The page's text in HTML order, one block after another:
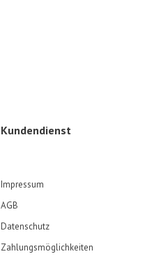
Kundendienst
Impressum
AGB
Datenschutz
Zahlungsmöglichkeiten